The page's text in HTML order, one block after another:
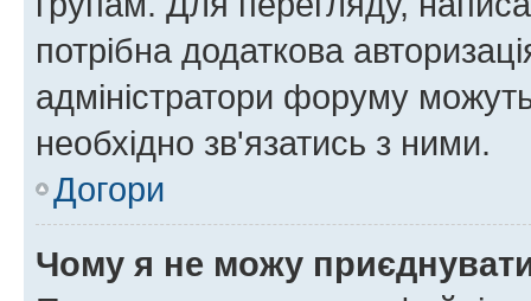
потрібна додаткова
адміністратори форуму
необхідно зв'язатись з ними.
Догори
Чому я не можу